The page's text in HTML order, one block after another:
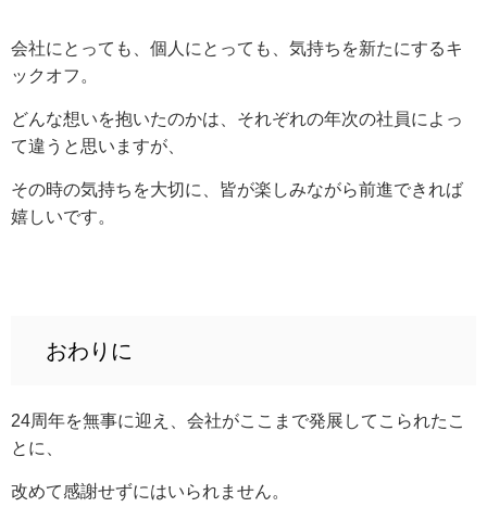
会社にとっても、個人にとっても、気持ちを新たにするキ
ックオフ。
どんな想いを抱いたのかは、それぞれの年次の社員によっ
て違うと思いますが、
その時の気持ちを大切に、皆が楽しみながら前進できれば
嬉しいです。
おわりに
24周年を無事に迎え、会社がここまで発展してこられたこ
とに、
改めて感謝せずにはいられません。